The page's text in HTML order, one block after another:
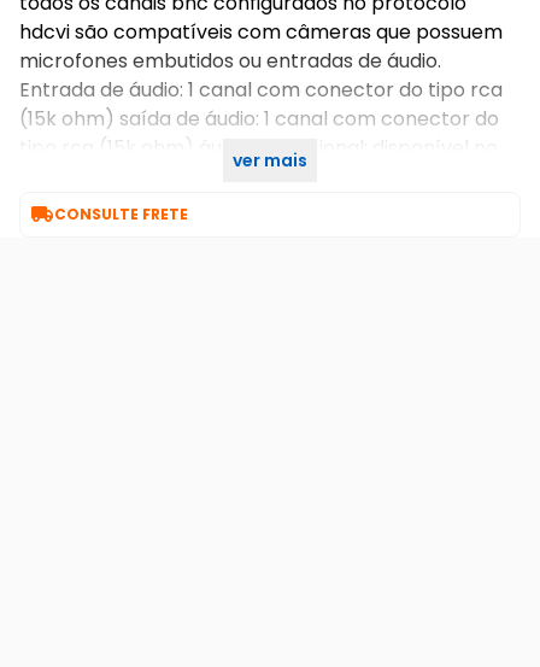
hdcvi são compatíveis com câmeras que possuem
microfones embutidos ou entradas de áudio.
Entrada de áudio: 1 canal com conector do tipo rca
(15k ohm) saída de áudio: 1 canal com conector do
tipo rca (15k ohm) áudio bidirecional: disponível no
ver mais
CONSULTE FRETE